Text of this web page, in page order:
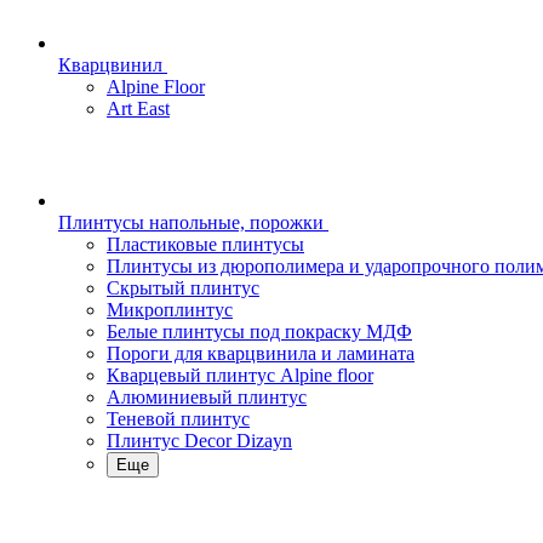
Кварцвинил
Alpine Floor
Art East
Плинтусы напольные, порожки
Пластиковые плинтусы
Плинтусы из дюрополимера и ударопрочного
Скрытый плинтус
Микроплинтус
Белые плинтусы под покраску МДФ
Пороги для кварцвинила и ламината
Кварцевый плинтус Alpine floor
Алюминиевый плинтус
Теневой плинтус
Плинтус Decor Dizayn
Еще